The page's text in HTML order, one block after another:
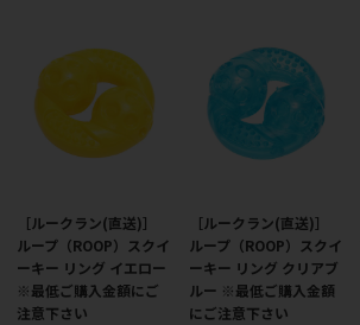
［ルークラン(直送)］
ループ（ROOP）スクイ
ーキー リング イエロー
※最低ご購入金額にご
注意下さい
［ルークラン(直送)］
ループ（ROOP）スクイ
ーキー リング クリアブ
ルー ※最低ご購入金額
にご注意下さい